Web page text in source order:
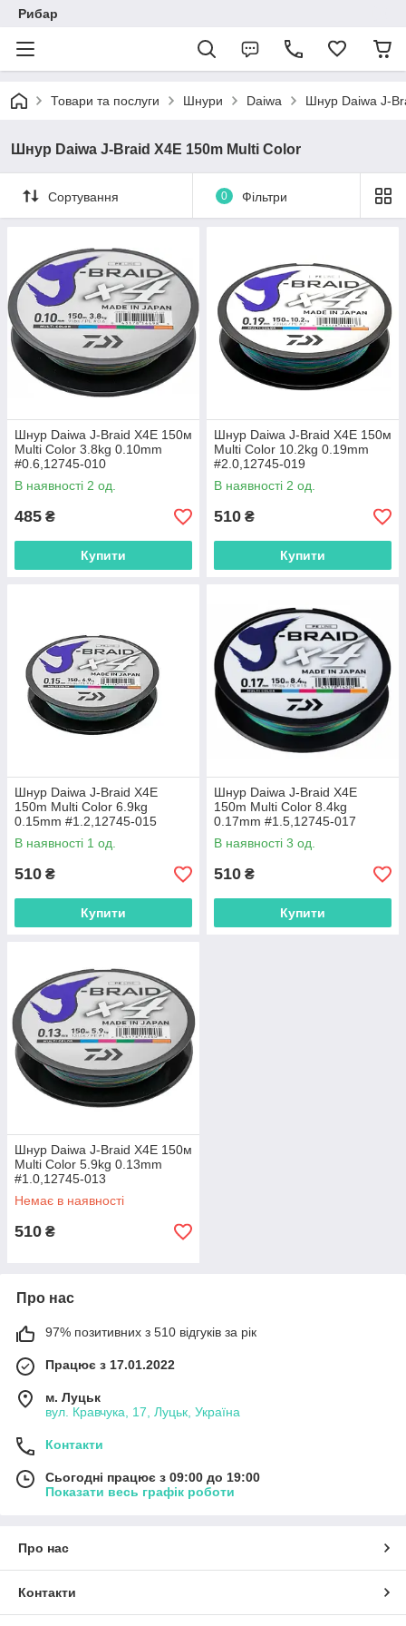
Рибар
Товари та послуги Шнури Daiwa Шнур Daiwa J-
Шнур Daiwa J-Braid X4E 150m Multi Color
Сортування 0 Фільтри
Шнур Daiwa J-Braid X4E 150м
Multi Color 3.8kg 0.10mm
#0.6,12745-010
В наявності 2 од.
485 ₴
Купити
Шнур Daiwa J-Braid X4E 150м
Multi Color 10.2kg 0.19mm
#2.0,12745-019
В наявності 2 од.
510 ₴
Купити
Шнур Daiwa J-Braid X4E
150m Multi Color 6.9kg
0.15mm #1.2,12745-015
В наявності 1 од.
510 ₴
Купити
Шнур Daiwa J-Braid X4E
150m Multi Color 8.4kg
0.17mm #1.5,12745-017
В наявності 3 од.
510 ₴
Купити
Шнур Daiwa J-Braid X4E 150м
Multi Color 5.9kg 0.13mm
#1.0,12745-013
Немає в наявності
510 ₴
Про нас
97% позитивних з 510 відгуків за рік
Працює з 17.01.2022
м. Луцьк
вул. Кравчука, 17, Луцьк, Україна
Контакти
Сьогодні працює з 09:00 до 19:00
Показати весь графік роботи
Про нас
Контакти